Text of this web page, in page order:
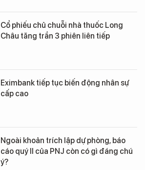
Cổ phiếu chủ chuỗi nhà thuốc Long
Châu tăng trần 3 phiên liên tiếp
Eximbank tiếp tục biến động nhân sự
cấp cao
Ngoài khoản trích lập dự phòng, báo
cáo quý II của PNJ còn có gì đáng chú
ý?